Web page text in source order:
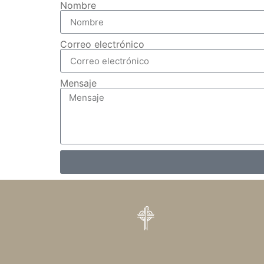
Nombre
Correo electrónico
Mensaje